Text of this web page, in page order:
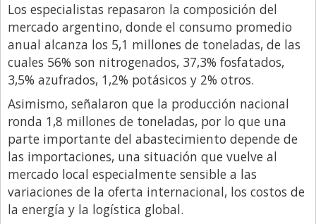
Los especialistas repasaron la composición del
mercado argentino, donde el consumo promedio
anual alcanza los 5,1 millones de toneladas, de las
cuales 56% son nitrogenados, 37,3% fosfatados,
3,5% azufrados, 1,2% potásicos y 2% otros.
Asimismo, señalaron que la producción nacional
ronda 1,8 millones de toneladas, por lo que una
parte importante del abastecimiento depende de
las importaciones, una situación que vuelve al
mercado local especialmente sensible a las
variaciones de la oferta internacional, los costos de
la energía y la logística global.